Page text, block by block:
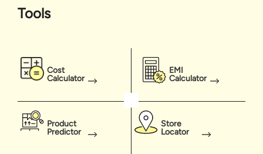
Tools
Cost
Calculator
EMI
Calculator
Product
Predictor
Store
Locator